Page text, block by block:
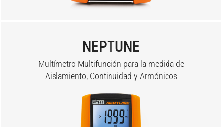
NEPTUNE
Multímetro Multifunción para la medida de
Aislamiento, Continuidad y Armónicos